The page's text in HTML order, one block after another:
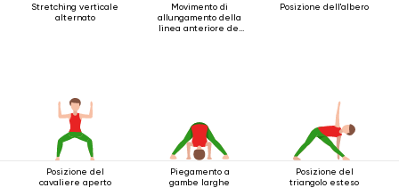
Stretching verticale
alternato
Movimento di
allungamento della
linea anteriore del
Posizione dell'albero
Posizione del
cavaliere aperto
Piegamento a
gambe larghe
Posizione del
triangolo esteso